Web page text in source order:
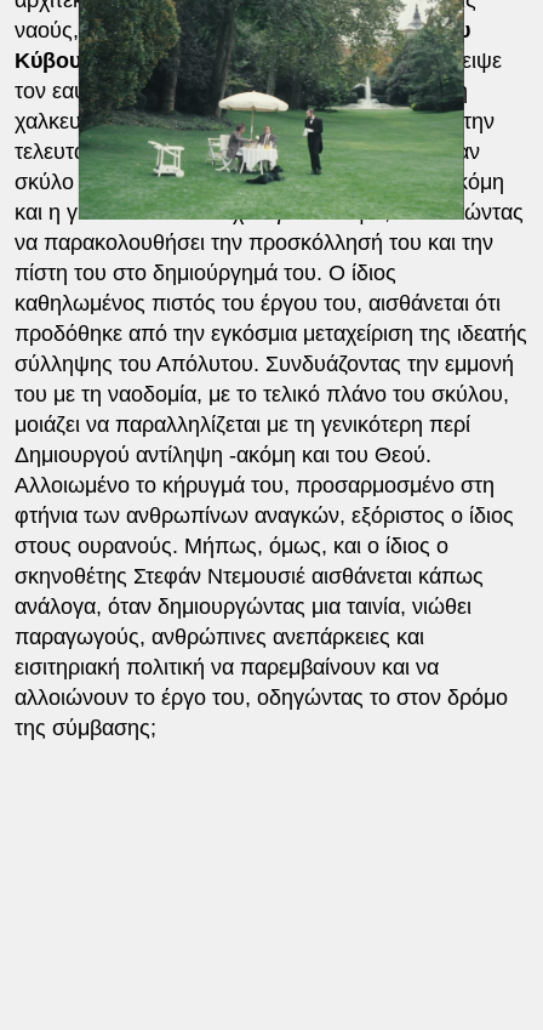
ναούς, ως τη στιγμή ανάληψης τηςΑψίδας του
Κύβου, όπως ονομάστηκε, και σχεδόν εγκατέλειψε
τον εαυτό του, σα να μην ήθελε να αντικρίσει τη
χαλκευμένη ολοκλήρωση της. Στο φιλμ αφήνει την
τελευταία του πνοή, με μόνη συντροφιά του έναν
σκύλο ή ένα σύμβολο της πίστης, αν θέλετε. Ακόμη
και η γυναίκα του τον έχει εγκαταλείψει, αδυνατώντας
να παρακολουθήσει την προσκόλλησή του και την
πίστη του στο δημιούργημά του. Ο ίδιος
καθηλωμένος πιστός του έργου του, αισθάνεται ότι
προδόθηκε από την εγκόσμια μεταχείριση της ιδεατής
σύλληψης του Απόλυτου. Συνδυάζοντας την εμμονή
του με τη ναοδομία, με το τελικό πλάνο του σκύλου,
μοιάζει να παραλληλίζεται με τη γενικότερη περί
Δημιουργού αντίληψη -ακόμη και του Θεού.
Αλλοιωμένο το κήρυγμά του, προσαρμοσμένο στη
φτήνια των ανθρωπίνων αναγκών, εξόριστος ο ίδιος
στους ουρανούς. Μήπως, όμως, και ο ίδιος ο
σκηνοθέτης Στεφάν Ντεμουσιέ αισθάνεται κάπως
ανάλογα, όταν δημιουργώντας μια ταινία, νιώθει
παραγωγούς, ανθρώπινες ανεπάρκειες και
εισιτηριακή πολιτική να παρεμβαίνουν και να
αλλοιώνουν το έργο του, οδηγώντας το στον δρόμο
της σύμβασης;